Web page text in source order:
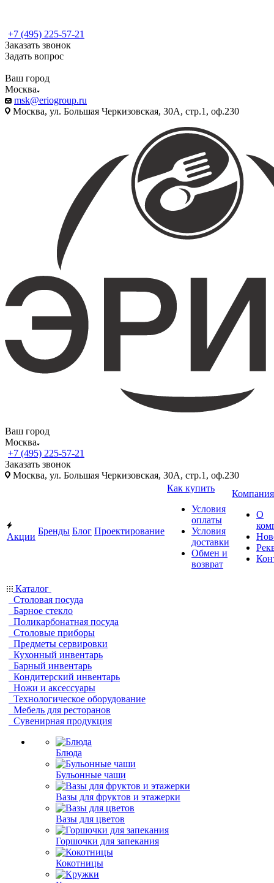
+7 (495) 225-57-21
Заказать звонок
Задать вопрос
Ваш город
Москва
msk@eriogroup.ru
Москва, ул. Большая Черкизовская, 30А, стр.1, оф.230
Ваш город
Москва
+7 (495) 225-57-21
Заказать звонок
Москва, ул. Большая Черкизовская, 30А, стр.1, оф.230
Акции
Бренды Блог Проектирование
Как купить
Условия
оплаты
Условия
доставки
Обмен и
возврат
Компания
О
Каталог
Столовая посуда
Барное стекло
Поликарбонатная посуда
Столовые приборы
Предметы сервировки
Кухонный инвентарь
Барный инвентарь
Кондитерский инвентарь
Ножи и аксессуары
Технологическое оборудование
Мебель для ресторанов
Сувенирная продукция
Блюда
Бульонные чаши
Вазы для фруктов и этажерки
Вазы для цветов
Горшочки для запекания
Кокотницы